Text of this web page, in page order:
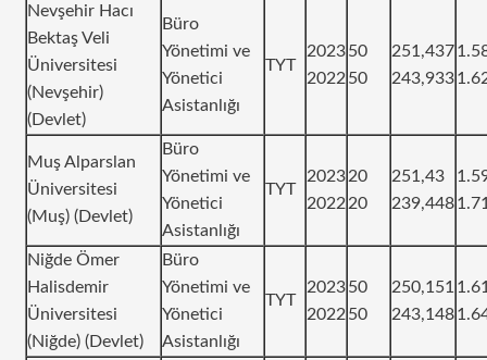
Nevşehir Hacı
Bektaş Veli
Üniversitesi
(Nevşehir)
(Devlet)
Büro
Yönetimi ve
Yönetici
Asistanlığı
TYT
2023
2022
50
50
251,437
243,933
Muş Alparslan
Üniversitesi
(Muş) (Devlet)
Büro
Yönetimi ve
Yönetici
Asistanlığı
TYT
2023
2022
20
20
251,43
239,448
Niğde Ömer
Halisdemir
Üniversitesi
(Niğde) (Devlet)
Büro
Yönetimi ve
Yönetici
Asistanlığı
TYT
2023
2022
50
50
250,151
243,148